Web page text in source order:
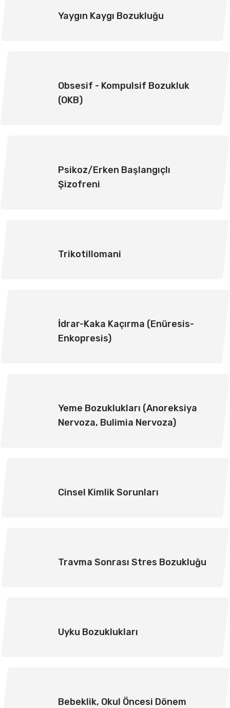
Yaygın Kaygı Bozukluğu
Obsesif - Kompulsif Bozukluk
(OKB)
Psikoz/Erken Başlangıçlı
Şizofreni
Trikotillomani
İdrar-Kaka Kaçırma (Enüresis-
Enkopresis)
Yeme Bozuklukları (Anoreksiya
Nervoza, Bulimia Nervoza)
Cinsel Kimlik Sorunları
Travma Sonrası Stres Bozukluğu
Uyku Bozuklukları
Bebeklik, Okul Öncesi Dönem